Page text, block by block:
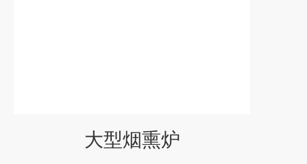
大型烟熏炉